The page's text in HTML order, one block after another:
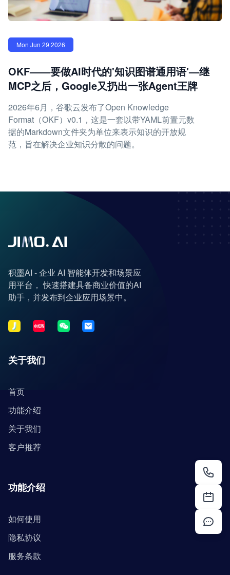
Mon Jun 29 2026
OKF——要做AI时代的'知识图谱通用语'—继
MCP之后，Google又扔出一张Agent王牌
2026年6月，谷歌云发布了Open Knowledge
Format（OKF）v0.1，这是一套以带YAML前置元数
据的Markdown文件夹为单位来表示知识的开放规
范，旨在解决企业知识分散的问题。
积墨AI - 企业 AI 智能体开发和场景应
用平台， 快速搭建具备商业价值的AI
助手，并发布到企业应用场景中。
关于我们
首页
功能介绍
关于我们
客户推荐
功能介绍
如何使用
隐私协议
服务条款